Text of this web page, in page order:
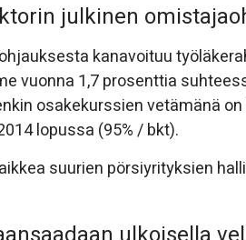
julkinen
kanavoituu
vuonna 1,7 prosenttia
osakekurssien vetämänä
lopussa (95% / bkt).
suurien pörsiyrityksien